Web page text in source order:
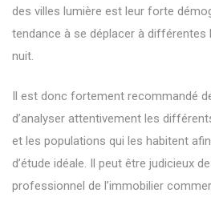
des villes lumière est leur forte
tendance à se déplacer à différentes
nuit.
Il est donc fortement recommandé
d’analyser attentivement les
et les populations qui les habitent
d’étude idéale. Il peut être judicieux
professionnel de l’immobilier